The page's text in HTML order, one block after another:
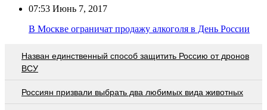
07:53 Июнь 7, 2017
В Москве ограничат продажу алкоголя в День России
Назван единственный способ защитить Россию от дронов
ВСУ
Россиян призвали выбрать два любимых вида животных